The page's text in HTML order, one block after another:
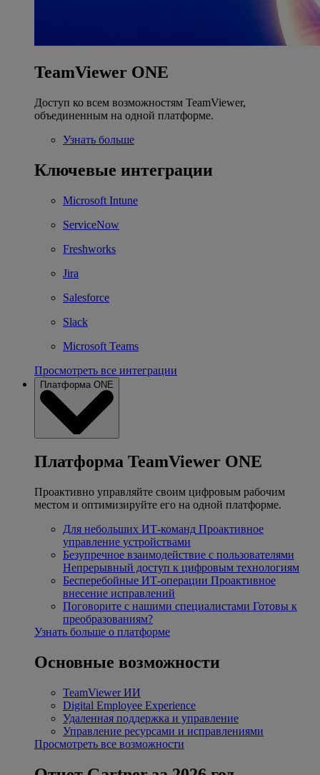
TeamViewer ONE
Доступ ко всем возможностям TeamViewer,
объединенным на одной платформе.
Узнать больше
Ключевые интеграции
Microsoft Intune
ServiceNow
Freshworks
Jira
Salesforce
Slack
Microsoft Teams
Просмотреть все интеграции
Платформа ONE
Платформа TeamViewer ONE
Проактивно управляйте своим цифровым рабочим
местом и оптимизируйте его на одной платформе.
Для небольших ИТ-команд Проактивное
управление устройствами
Безупречное взаимодействие с пользователями
Непрерывный доступ к цифровым технологиям
Бесперебойные ИТ-операции Проактивное
внесение исправлений
Поговорите с нашими специалистами Готовы к
преобразованиям?
Узнать больше о платформе
Основные возможности
TeamViewer ИИ
Digital Employee Experience
Удаленная поддержка и управление
Управление ресурсами и исправлениями
Просмотреть все возможности